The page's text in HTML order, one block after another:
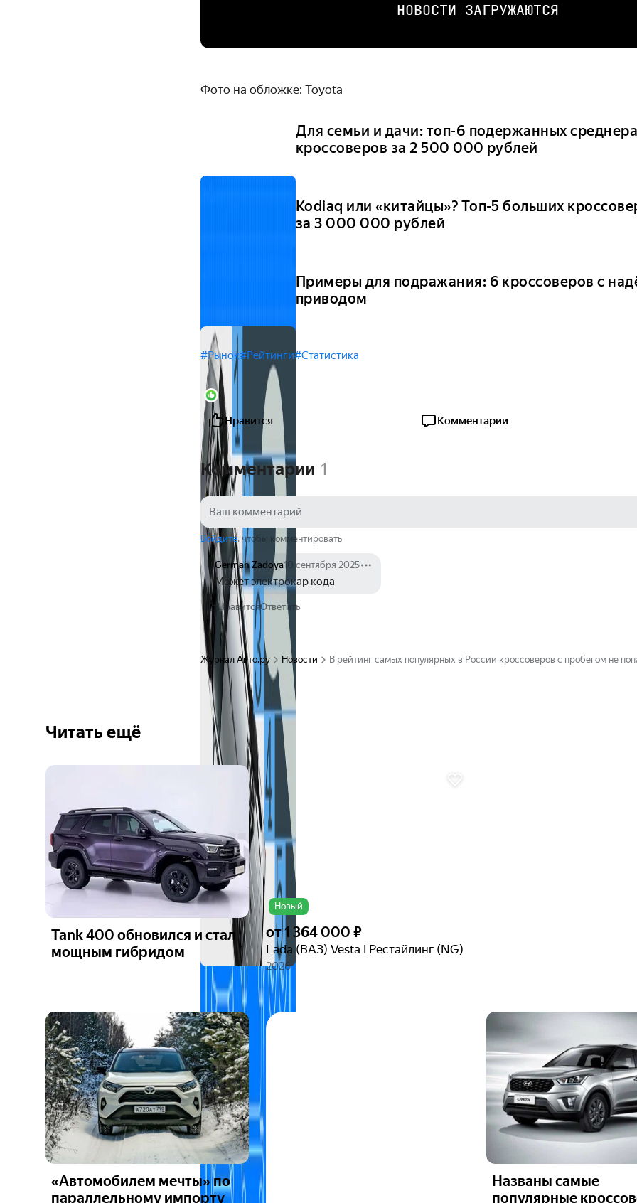
НОВОСТИ ЗАГРУЖАЮТСЯ
Фото на обложке: Toyota
Для семьи и дачи: топ-6 подержанных
кроссоверов за 2 500 000 рублей
Kodiaq или «китайцы»? Топ-5 больших
за 3 000 000 рублей
Примеры для подражания: 6 кроссоверов с
приводом
#Рынок#Рейтинги#Статистика
1
Нравится Комментарии
Комментарии 1
Войдите, чтобы комментировать
German Zadoya10 сентября 2025
Может электрокар кода
НравитсяОтветить
Журнал Авто.ру Новости В рейтинг самых популярных в России кроссоверов с пробегом не
Читать ещё
Tank 400 обновился и стал
мощным гибридом
Новый
Ещё 6
фото
от1 364 000 ₽
Lada (ВАЗ) Vesta I Рестайлинг (NG)
2026
«Автомобилем мечты» по
параллельному импорту
Названы самые
популярные